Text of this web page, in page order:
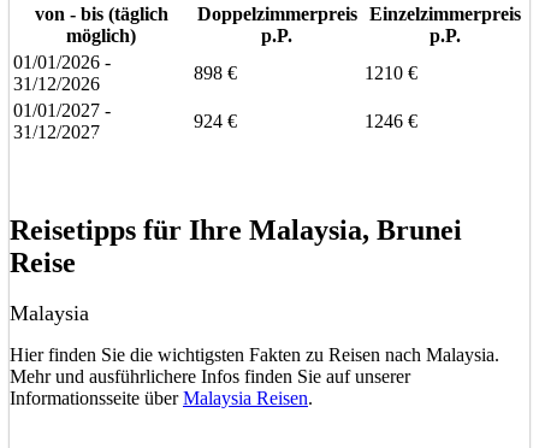
von - bis (täglich
möglich)
Doppelzimmerpreis
p.P.
Einzelzimmerpreis
p.P.
01/01/2026 -
31/12/2026
898 €
1210 €
01/01/2027 -
31/12/2027
924 € 1246 €
Eine unverbindliche Anfrage stellen
Reisetipps für Ihre Malaysia, Brunei
Reise
Malaysia
Hier finden Sie die wichtigsten Fakten zu Reisen nach Malaysia.
Mehr und ausführlichere Infos finden Sie auf unserer
Informationsseite überMalaysia Reisen.